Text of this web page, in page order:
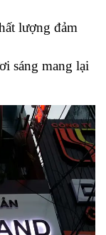
lượng đảm
sáng mang lại